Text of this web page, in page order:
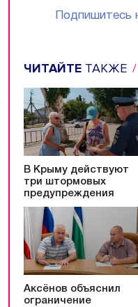
Подпишитесь
ЧИТАЙТЕ ТАКЖЕ
В Крыму действуют
три штормовых
предупреждения
Аксёнов объяснил
ограничение